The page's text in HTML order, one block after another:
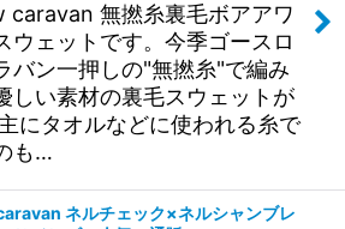
caravan 無撚糸裏毛ボアアワ
ウェットです。今季ゴースロ
バン一押しの"無撚糸"で編み
しい素材の裏毛スウェットが
にタオルなどに使われる糸で
も…
ネルチェック×ネルシャンブレ